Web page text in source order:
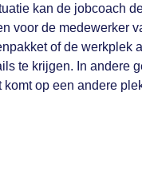
kan de jobcoach
voor de medewerker
of de werkplek
te krijgen. In andere
op een andere